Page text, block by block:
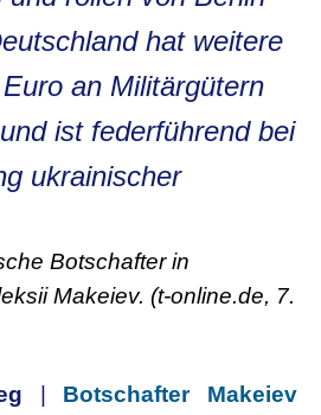
hat weitere
an Militärgütern
ist federführend bei
ukrainischer
Botschafter in
Makeiev. (t-online.de, 7.
Botschafter Makeiev